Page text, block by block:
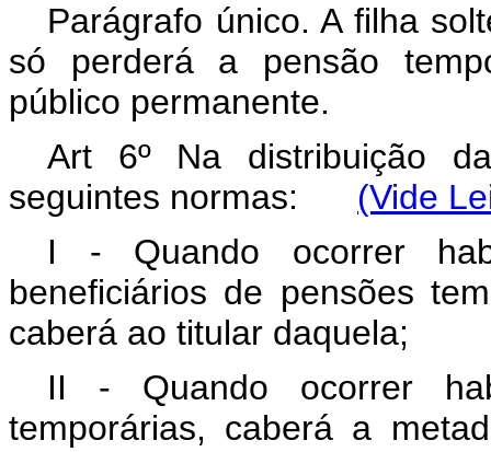
Parágrafo único. A filha
só perderá a pensão
público permanente.
Art 6º Na distribuição
seguintes normas: (Vide
I - Quando ocorrer
beneficiários de pensões
caberá ao titular daquela;
II - Quando ocorrer
temporárias, caberá a